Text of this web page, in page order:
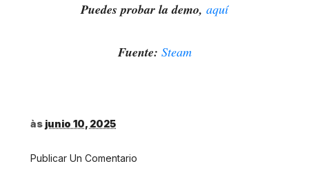
Puedes probar la demo, aquí
Fuente: Steam
às junio 10, 2025
Publicar Un Comentario